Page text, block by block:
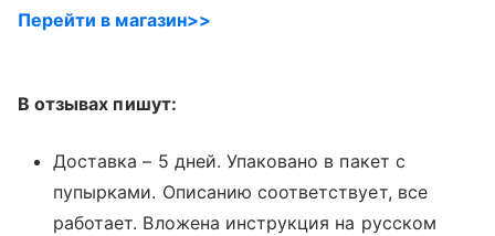
Перейти в магазин>>
В отзывах пишут:
Доставка – 5 дней. Упаковано в пакет с
пупырками. Описанию соответствует, все
работает. Вложена инструкция на русском